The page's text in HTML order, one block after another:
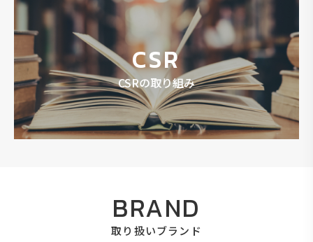
CSR
CSRの取り組み
BRAND
取り扱いブランド